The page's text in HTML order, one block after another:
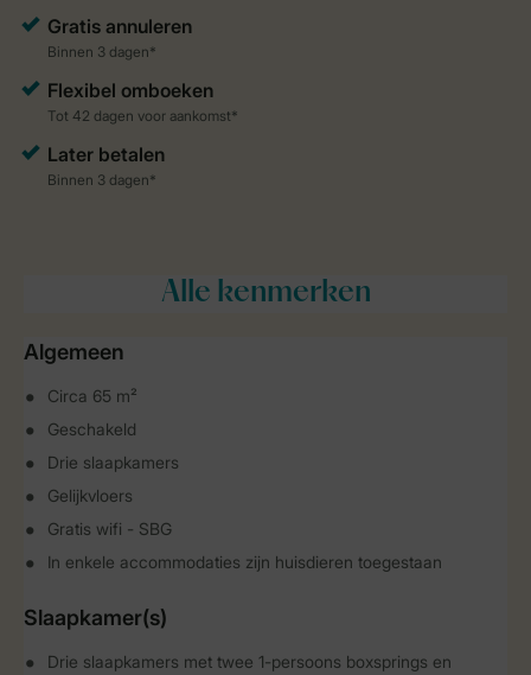
Alle kenmerken
Algemeen
Circa 65 m²
Geschakeld
Drie slaapkamers
Gelijkvloers
Gratis wifi - SBG
In enkele accommodaties zijn huisdieren toegestaan
Slaapkamer(s)
Drie slaapkamers met twee 1-persoons boxsprings en